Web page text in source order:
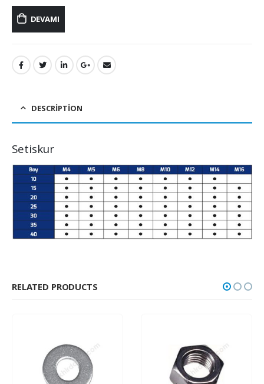
DEVAMI
DESCRIPTION
Setiskur
RELATED PRODUCTS